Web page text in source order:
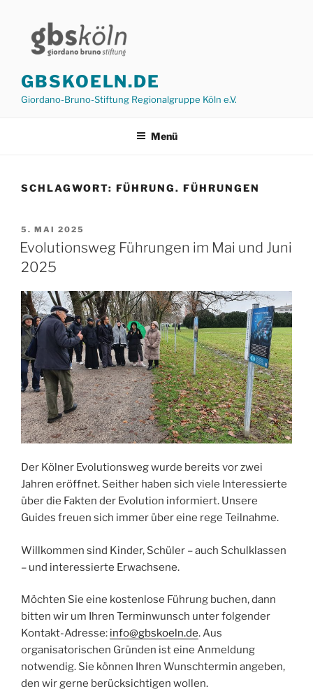
springen
GBSKOELN.DE
Giordano-Bruno-Stiftung Regionalgruppe Köln e.V.
Menü
SCHLAGWORT: FÜHRUNG. FÜHRUNGEN
VERÖFFENTLICHT
AM
5. MAI 2025
Evolutionsweg Führungen im Mai und Juni
2025
Der Kölner Evolutionsweg wurde bereits vor zwei
Jahren eröffnet. Seither haben sich viele Interessierte
über die Fakten der Evolution informiert. Unsere
Guides freuen sich immer über eine rege Teilnahme.
Willkommen sind Kinder, Schüler – auch Schulklassen
– und interessierte Erwachsene.
Möchten Sie eine kostenlose Führung buchen, dann
bitten wir um Ihren Terminwunsch unter folgender
Kontakt-Adresse: info@gbskoeln.de. Aus
organisatorischen Gründen ist eine Anmeldung
notwendig. Sie können Ihren Wunschtermin angeben,
den wir gerne berücksichtigen wollen.